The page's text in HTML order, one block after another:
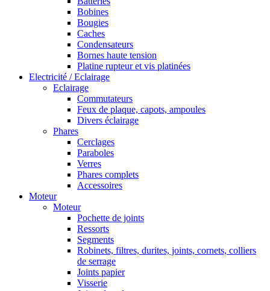
Bobines
Bougies
Caches
Condensateurs
Bornes haute tension
Platine rupteur et vis platinées
Electricité / Eclairage
Eclairage
Commutateurs
Feux de plaque, capots, ampoules
Divers éclairage
Phares
Cerclages
Paraboles
Verres
Phares complets
Accessoires
Moteur
Moteur
Pochette de joints
Ressorts
Segments
Robinets, filtres, durites, joints, cornets, colliers
de serrage
Joints papier
Visserie